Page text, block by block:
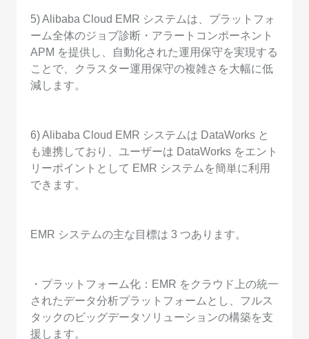
5) Alibaba Cloud EMR システムは、プラットフォ
ーム全体のジョブ診断・アラートコンポーネント
APM を提供し、自動化された運用保守を実現する
ことで、クラスター運用保守の複雑さを大幅に低
減します。
6) Alibaba Cloud EMR システムは DataWorks と
も連携しており、ユーザーは DataWorks をエント
リーポイントとして EMR システムを簡単に利用
できます。
EMR システムの主な目標は 3 つあります。
・プラットフォーム化：EMR をクラウド上の統一
されたデータ分析プラットフォームとし、フルス
タックのビッグデータソリューションの構築を支
援します。